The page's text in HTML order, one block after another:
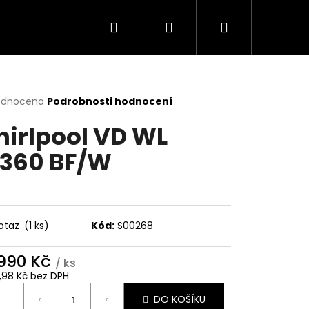
Mikrovlnné trouby
Hledat PřihlášeníNákupní
Podrobnosti hodnocení
VD WL
BF/W
(1 ks) Kód: S00268
Kč / ks
Kč bez DPH
DO KOŠÍKU